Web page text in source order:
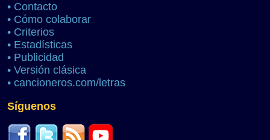
• Contacto
• Cómo colaborar
• Criterios
• Estadísticas
• Publicidad
• Versión clásica
• cancioneros.com/letras
Síguenos